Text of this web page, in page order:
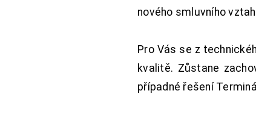
nového smluvního
Pro Vás se z
kvalitě. Zůstane
případné řešení